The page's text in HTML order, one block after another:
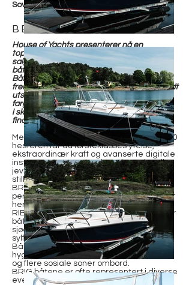
Soveplasser
BESKRIVELSE
House of Yachts presenterer nå en
topputstyrt Brig Eagle 8 Hankø Edition for
salg! Stod utstilt som showpiece under
båtmessen på Aker Brygge høsten 2023.
Båten ble levert under sesongen 2023 og
fremstår omtrent som ny. Hun er svært godt
utsyrt, og har en fantastisk spec i helt rett
farger; Sort/Sort/Sort. Båten er registrert
i skipsregisteret og vi kan dermed tilby
finansiering med pant i båt.
Med den helt nye Mercury Verado V10 350
hesteren får du førsteklasses ytelse,
ekstraordinær kraft og avanserte digitale
instrumenter. Motoren har eksepsjonell
jevn gange og er i tillegg svært
stillegående.
BRIG Eagle 8 Hankø Edition er en high
performance RIB rigget og montert lokalt
her i Norge. BRIG er den mestselgende
RIB-produsenten i Europa og dette bærer
båtene preg av. Svært gode
sjøegenskaper, gode løsninger og et
sylfrekt design er blandt nøkkelordene.
Båten fungerer også ypperlig som en
hyggelig familiecruiser med god komfort
og flere sosiale soner ombord.
BRIG båtene er ofte representert i diverse
eventrace og poker runs.